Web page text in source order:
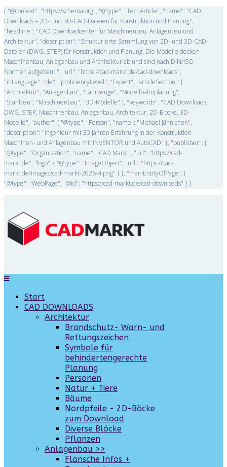
{ "@context": "https://schema.org", "@type": "TechArticle", "name": "CAD
Downloads – 2D- und 3D-CAD-Dateien für Konstruktion und Planung",
"headline": "CAD Downloadcenter für Maschinenbau, Anlagenbau und
Architektur", "description": "Strukturierte Sammlung von 2D- und 3D-CAD-
Dateien (DWG, STEP) für Konstruktion und Planung. Die Modelle decken
Maschinenbau, Anlagenbau und Architektur ab und sind nach DIN/ISO-
Normen aufgebaut.", "url": "https://cad-markt.de/cad-downloads",
"inLanguage": "de", "proficiencyLevel": "Expert", "articleSection": [
"Architektur", "Anlagenbau", "Fahrzeuge", "Modellbahnplanung",
"Stahlbau", "Maschinenbau", "3D-Modelle" ], "keywords": "CAD Downloads,
DWG, STEP, Maschinenbau, Anlagenbau, Architektur, 2D-Blöcke, 3D-
Modelle", "author": { "@type": "Person", "name": "Michael Jähnichen",
"description": "Ingenieur mit 30 Jahren Erfahrung in der Konstruktion
Maschinen- und Anlagenbau mit INVENTOR und AutoCAD" }, "publisher": {
"@type": "Organization", "name": "CAD Markt", "url": "https://cad-
markt.de", "logo": { "@type": "ImageObject", "url": "https://cad-
markt.de/images/cad-markt-2026-4.png" } }, "mainEntityOfPage": {
"@type": "WebPage", "@id": "https://cad-markt.de/cad-downloads" } }
Start
CAD DOWNLOADS
Architektur
Brandschutz- Warn- und
Rettungszeichen
Symbole für
behindertengerechte
Planung
Personen
Natur + Tiere
Bäume
Nordpfeile - 2D-Böcke
zum Download
Diverse Blöcke
Pflanzen
Anlagenbau >>
Flansche Infos +